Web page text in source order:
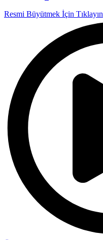
Resmi Büyütmek İçin Tıklayın